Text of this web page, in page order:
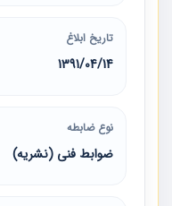
تاریخ ابلاغ
1391/04/14
نوع ضابطه
ضوابط فنی (نشریه)